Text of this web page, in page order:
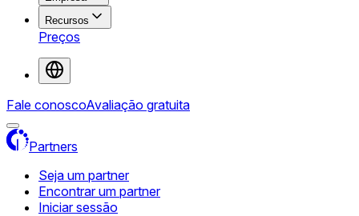
Recursos
Preços
Fale conoscoAvaliação gratuita
Partners
Seja um partner
Encontrar um partner
Iniciar sessão